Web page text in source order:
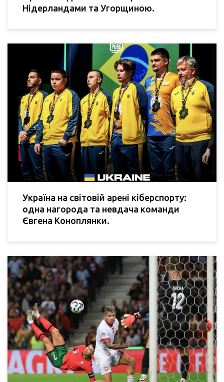
Нідерландами та Угорщиною.
Україна на світовій арені кіберспорту:
одна нагорода та невдача команди
Євгена Коноплянки.